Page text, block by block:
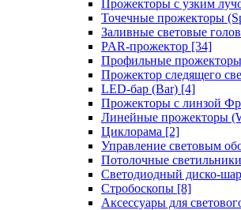
Прожекторы с узким
Точечные прожекторы
Заливные световые
PAR-прожектор [34]
Профильные
Прожектор следящего
LED-бар (Bar) [4]
Прожекторы с линзой
Линейные прожекторы
Циклорама [2]
Управление световым
Потолочные светильники
Светодиодный диско-шар
Стробоскопы [8]
Аксессуары для